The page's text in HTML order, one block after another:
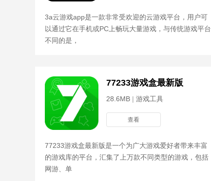
3a云游戏app是一款非常受欢迎的云游戏平台，用户可
以通过它在手机或PC上畅玩大量游戏，与传统游戏平台
不同的是，
77233游戏盒最新版
28.6MB | 游戏工具
查看
77233游戏盒最新版是一个为广大游戏爱好者带来丰富
的游戏库的平台，汇集了上万款不同类型的游戏，包括
网游、单